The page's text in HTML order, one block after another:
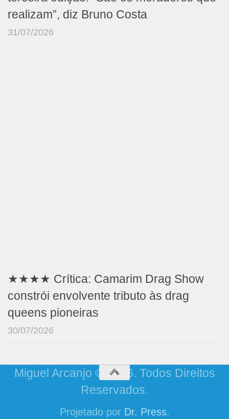
realizam”, diz Bruno Costa
31/07/2026
★★★★ Crítica: Camarim Drag Show
constrói envolvente tributo às drag
queens pioneiras
30/07/2026
Miguel Arcanjo © 2026. Todos Direitos
Reservados.
Projetado por Dr. Press.